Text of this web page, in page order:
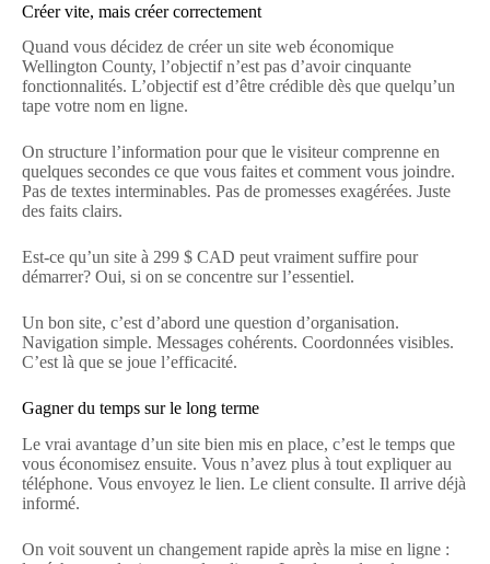
Créer vite, mais créer correctement
Quand vous décidez de créer un site web économique
Wellington County, l’objectif n’est pas d’avoir cinquante
fonctionnalités. L’objectif est d’être crédible dès que quelqu’un
tape votre nom en ligne.
On structure l’information pour que le visiteur comprenne en
quelques secondes ce que vous faites et comment vous joindre.
Pas de textes interminables. Pas de promesses exagérées. Juste
des faits clairs.
Est-ce qu’un site à 299 $ CAD peut vraiment suffire pour
démarrer? Oui, si on se concentre sur l’essentiel.
Un bon site, c’est d’abord une question d’organisation.
Navigation simple. Messages cohérents. Coordonnées visibles.
C’est là que se joue l’efficacité.
Gagner du temps sur le long terme
Le vrai avantage d’un site bien mis en place, c’est le temps que
vous économisez ensuite. Vous n’avez plus à tout expliquer au
téléphone. Vous envoyez le lien. Le client consulte. Il arrive déjà
informé.
On voit souvent un changement rapide après la mise en ligne :